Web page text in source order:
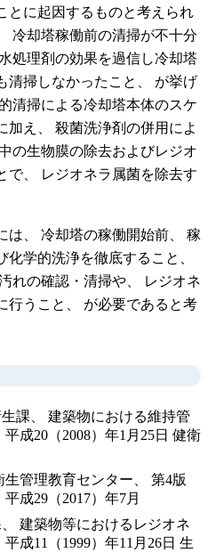
とに起因するものと考えられ
冷却塔稼働前の清掃が不十分
処理剤の効果を過信し冷却塔
清掃しなかったこと、 が挙げ
清掃による冷却塔本体のスケ
加え、 殺菌洗浄剤の併用によ
の生物膜の除去およびレジオ
で、 レジオネラ属菌を除去す
は、 冷却塔の稼働開始前、 稼
学的洗浄を徹底すること、
れの確認・清掃や、 レジオネ
行うこと、 が必要であると考
課、 建築物における維持管
成20（2008）年1月25日 健衛
管理教育センター、 第4版
成29（2017）年7月
建築物等におけるレジオネ
成11（1999）年11月26日 生